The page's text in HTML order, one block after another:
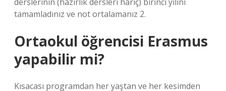
tamamladınız ve not ortalamanız 2.
Ortaokul öğrencisi Erasmus
yapabilir mi?
Kısacası programdan her yaştan ve her kesimden